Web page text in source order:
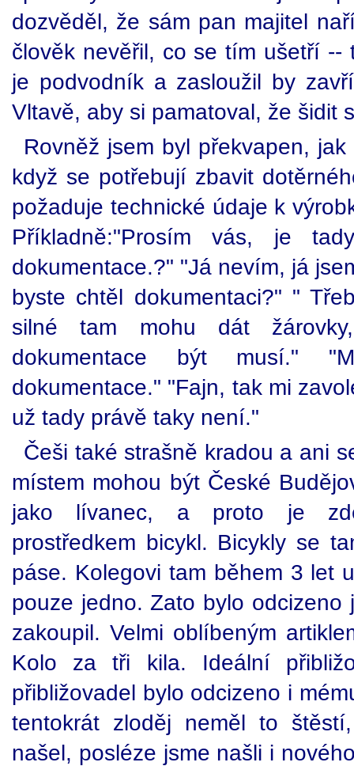
dozvěděl, že sám pan majitel
člověk nevěřil, co se tím ušetří --
je podvodník a zasloužil by
Vltavě, aby si pamatoval, že šidit
Rovněž jsem byl překvapen,
když se potřebují zbavit
požaduje technické údaje k
Příkladně:"Prosím vás, je
dokumentace.?" "Já nevím, já
byste chtěl dokumentaci?" "
silné tam mohu dát
dokumentace být musí."
dokumentace." "Fajn, tak mi
už tady právě taky není."
Češi také strašně kradou a ani
místem mohou být České
jako lívanec, a proto je
prostředkem bicykl. Bicykly se
páse. Kolegovi tam během 3 let
pouze jedno. Zato bylo
zakoupil. Velmi oblíbeným
Kolo za tři kila. Ideální
přibližovadel bylo odcizeno i
tentokrát zloděj neměl to
našel, posléze jsme našli i